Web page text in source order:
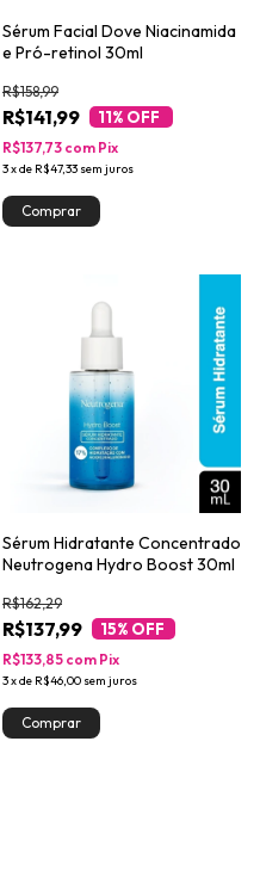
Sérum Facial Dove Niacinamida
e Pró-retinol 30ml
R$141,99
R$158,99
11% OFF
3xde R$47,33 sem juros
R$137,73 com Pix
Sérum Hidratante Concentrado
Neutrogena Hydro Boost 30ml
R$137,99
R$162,29
15% OFF
3xde R$46,00 sem juros
R$133,85 com Pix